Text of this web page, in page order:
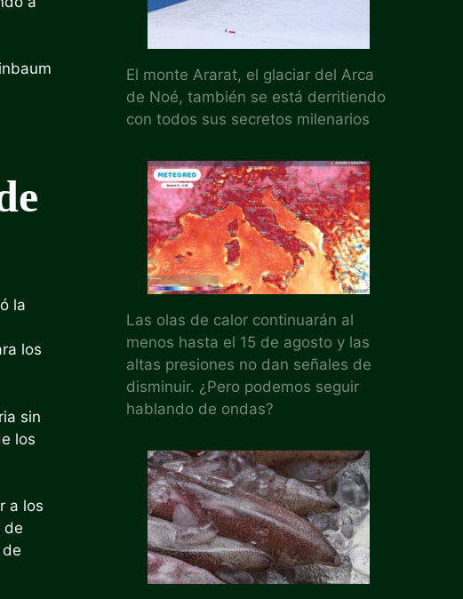
la
los
sin
los
a los
de
El monte Ararat, el glaciar del Arca
de Noé, también se está derritiendo
con todos sus secretos milenarios
Las olas de calor continuarán al
menos hasta el 15 de agosto y las
altas presiones no dan señales de
disminuir. ¿Pero podemos seguir
hablando de ondas?